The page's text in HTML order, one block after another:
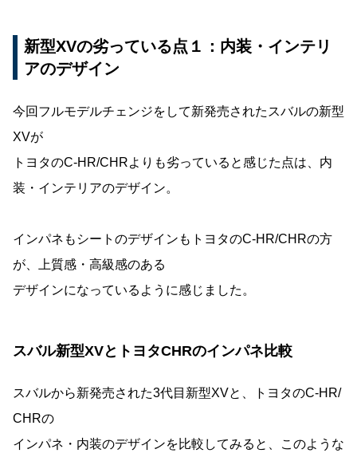
新型XVの劣っている点１：内装・インテリ
アのデザイン
今回フルモデルチェンジをして新発売されたスバルの新型
XVが
トヨタのC-HR/CHRよりも劣っていると感じた点は、内
装・インテリアのデザイン。
インパネもシートのデザインもトヨタのC-HR/CHRの方
が、上質感・高級感のある
デザインになっているように感じました。
スバル新型XVとトヨタCHRのインパネ比較
スバルから新発売された3代目新型XVと、トヨタのC-HR/
CHRの
インパネ・内装のデザインを比較してみると、このような